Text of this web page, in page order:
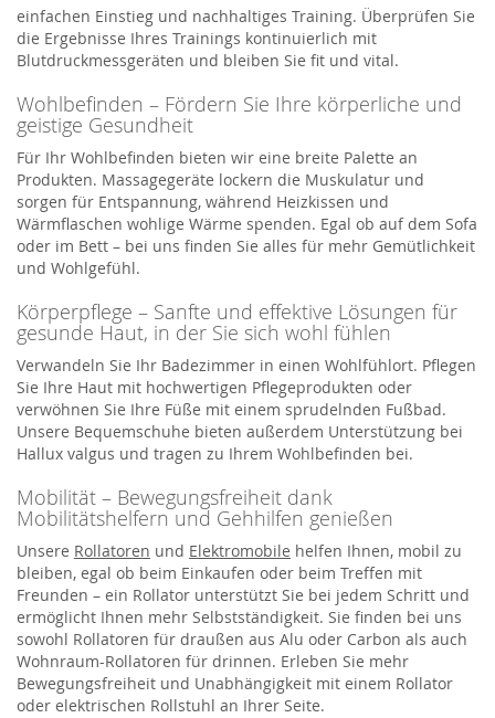
einfachen Einstieg und nachhaltiges Training. Überprüfen Sie
die Ergebnisse Ihres Trainings kontinuierlich mit
Blutdruckmessgeräten und bleiben Sie fit und vital.
Wohlbefinden – Fördern Sie Ihre körperliche und
geistige Gesundheit
Für Ihr Wohlbefinden bieten wir eine breite Palette an
Produkten. Massagegeräte lockern die Muskulatur und
sorgen für Entspannung, während Heizkissen und
Wärmflaschen wohlige Wärme spenden. Egal ob auf dem Sofa
oder im Bett – bei uns finden Sie alles für mehr Gemütlichkeit
und Wohlgefühl.
Körperpflege – Sanfte und effektive Lösungen für
gesunde Haut, in der Sie sich wohl fühlen
Verwandeln Sie Ihr Badezimmer in einen Wohlfühlort. Pflegen
Sie Ihre Haut mit hochwertigen Pflegeprodukten oder
verwöhnen Sie Ihre Füße mit einem sprudelnden Fußbad.
Unsere Bequemschuhe bieten außerdem Unterstützung bei
Hallux valgus und tragen zu Ihrem Wohlbefinden bei.
Mobilität – Bewegungsfreiheit dank
Mobilitätshelfern und Gehhilfen genießen
Unsere Rollatoren und Elektromobile helfen Ihnen, mobil zu
bleiben, egal ob beim Einkaufen oder beim Treffen mit
Freunden – ein Rollator unterstützt Sie bei jedem Schritt und
ermöglicht Ihnen mehr Selbstständigkeit. Sie finden bei uns
sowohl Rollatoren für draußen aus Alu oder Carbon als auch
Wohnraum-Rollatoren für drinnen. Erleben Sie mehr
Bewegungsfreiheit und Unabhängigkeit mit einem Rollator
oder elektrischen Rollstuhl an Ihrer Seite.